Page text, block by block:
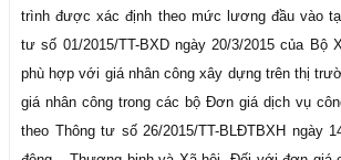
trình được xác định theo mức lương đầu vào
tư số 01/2015/TT-BXD ngày 20/3/2015 của Bộ
phù hợp với giá nhân công xây dựng trên thị
giá nhân công trong các bộ Đơn giá dịch vụ
theo Thông tư số 26/2015/TT-BLĐTBXH ngày